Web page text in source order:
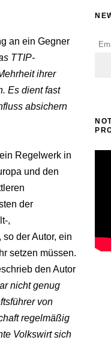
an ein Gegner
TTIP-
ihrer
Es dient fast
absichern
Regelwerk in
und den
der
,
der Autor, ein
setzen müssen.
den Autor
nicht genug
von
regelmäßig
Volkswirt sich